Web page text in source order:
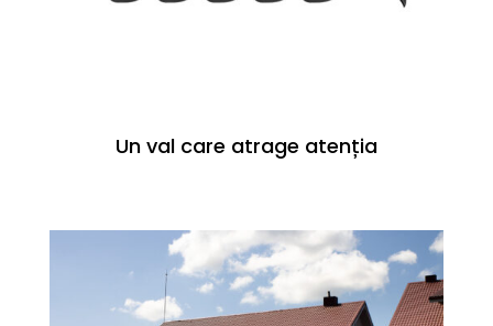
Un val care atrage atenția